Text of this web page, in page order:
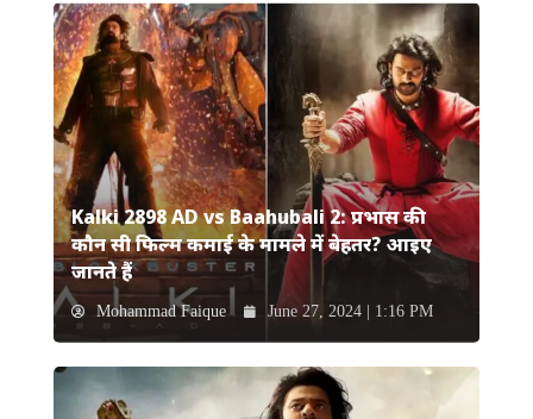
Kalki 2898 AD vs Baahubali 2: प्रभास की
कौन सी फिल्म कमाई के मामले में बेहतर? आइए
जानते हैं
Mohammad Faique June 27, 2024 | 1:16 PM